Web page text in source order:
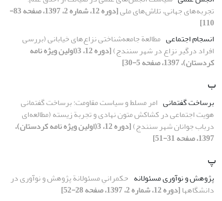
تجربه‌های جهانی، تلاش‌های ملی
[دوره 12، شماره 2، 1397، صفحه 83-
110]
انسجام اجتماعی مطالعة جامعه‌شناختی نزاع‌های خیابانی (بررسی
افراد درگیر نزاع در شهر سنندج)
[دوره 12، 3(اولین ویژه نامه
کردستان)، 1397، صفحه 5-30]
ب
برساخت گفتمانی امر مسلط و سیاست مقاومت: برساخت گفتمانی
هویت اجتماعی در کشاکش متون نهادی و تجربة زیسته‌ (مطالعه‌ای
درباب جوانان شهر سنندج)
[دوره 12، 3(اولین ویژه نامه کردستان)،
1397، صفحه 31-51]
پ
پژوهش و نوآوری مسئولانه حکمرانیِ مسئولانة پژوهش و نوآوری در
دانشگاهها[دوره 12، شماره 2، 1397، صفحه 28-52]